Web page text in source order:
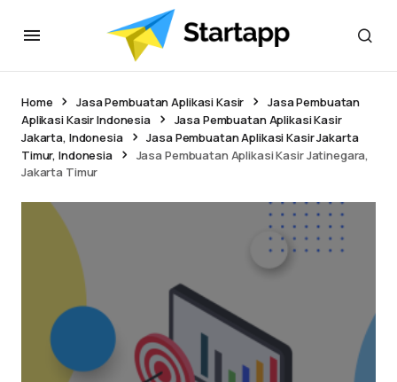
Home Jasa Pembuatan Aplikasi Kasir
Jasa Pembuatan
Aplikasi Kasir Indonesia
Jasa Pembuatan Aplikasi Kasir
Jakarta, Indonesia
Jasa Pembuatan Aplikasi Kasir Jakarta
Timur, Indonesia
Jasa Pembuatan Aplikasi Kasir Jatinegara,
Jakarta Timur